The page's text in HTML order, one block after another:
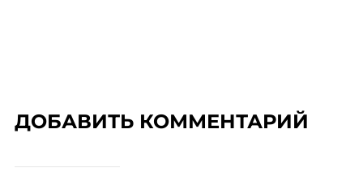
ДОБАВИТЬ КОММЕНТАРИЙ